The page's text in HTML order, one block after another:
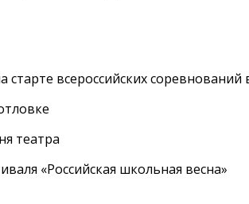
всероссийских соревнований
театра
«Российская школьная весна»